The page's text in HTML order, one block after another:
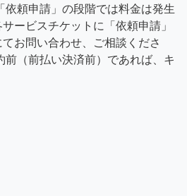
依頼申請」の段階では料金は発生
ービスチケットに「依頼申請」
お問い合わせ、ご相談くださ
（前払い決済前）であれば、キ